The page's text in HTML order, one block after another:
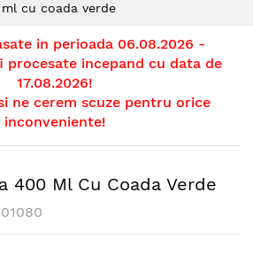
cu coada verde
in perioada 06.08.2026 -
procesate incepand cu data de
17.08.2026!
ne cerem scuze pentru orice
inconveniente!
400 Ml Cu Coada Verde